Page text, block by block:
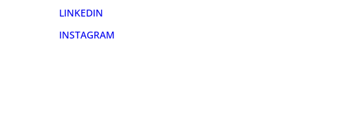
LINKEDIN
INSTAGRAM